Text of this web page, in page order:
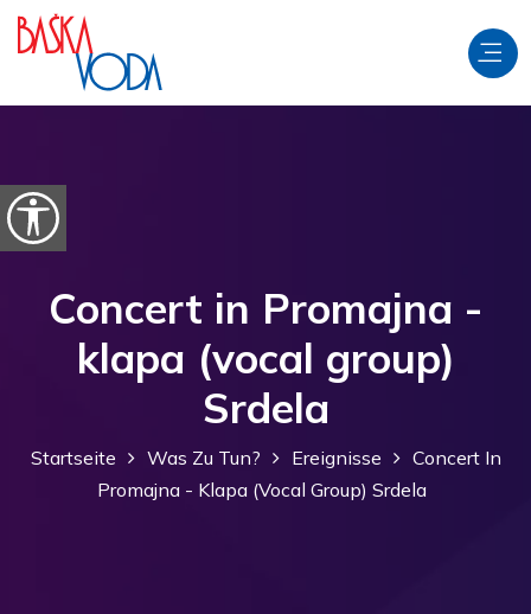
Zum Inhalt springen
Barrierefreiheitsoptionen öffnen
Concert in Promajna -
klapa (vocal group)
Srdela
Startseite Was Zu Tun? Ereignisse
Concert In
Promajna - Klapa (vocal Group) Srdela